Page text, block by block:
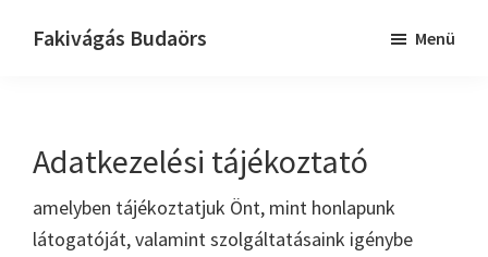
Fakivágás Budaörs Menü
Adatkezelési tájékoztató
amelyben tájékoztatjuk Önt, mint honlapunk
látogatóját, valamint szolgáltatásaink igénybe